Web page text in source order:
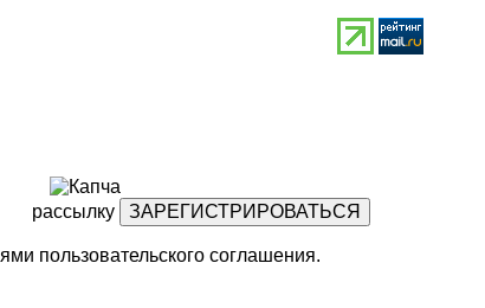
рассылку
пользовательского соглашения.